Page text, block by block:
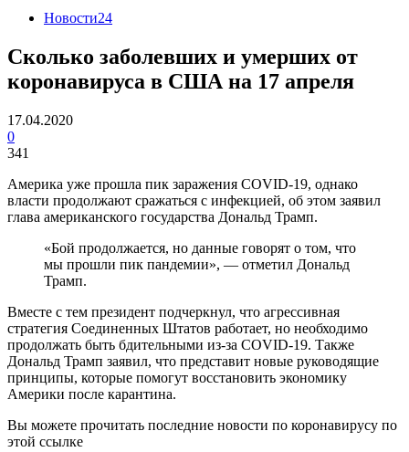
Новости24
Сколько заболевших и умерших от
коронавируса в США на 17 апреля
17.04.2020
0
341
Америка уже прошла пик заражения COVID-19, однако
власти продолжают сражаться с инфекцией, об этом заявил
глава американского государства Дональд Трамп.
«Бой продолжается, но данные говорят о том, что
мы прошли пик пандемии», — отметил Дональд
Трамп.
Вместе с тем президент подчеркнул, что агрессивная
стратегия Соединенных Штатов работает, но необходимо
продолжать быть бдительными из-за COVID-19. Также
Дональд Трамп заявил, что представит новые руководящие
принципы, которые помогут восстановить экономику
Америки после карантина.
Вы можете прочитать последние новости по коронавирусу по
этой ссылке